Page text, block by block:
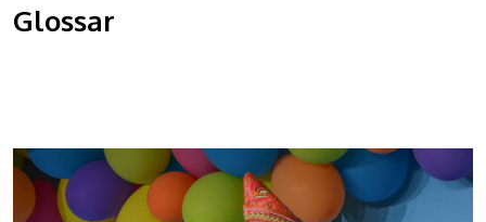
Glossar